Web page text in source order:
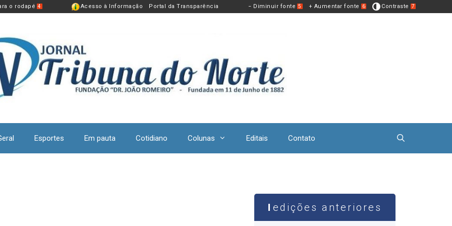
o rodapé 4 Acesso à Informação Portal da Transparência − Diminuir fonte 5 + Aumentar fonte 6 Contraste 7
Esportes Em pauta Cotidiano Colunas Editais Contato
edições anteriores